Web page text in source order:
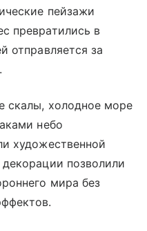
пейзажи
превратились в
отправляется за
скалы, холодное море
небо
художественной
позволили
мира без